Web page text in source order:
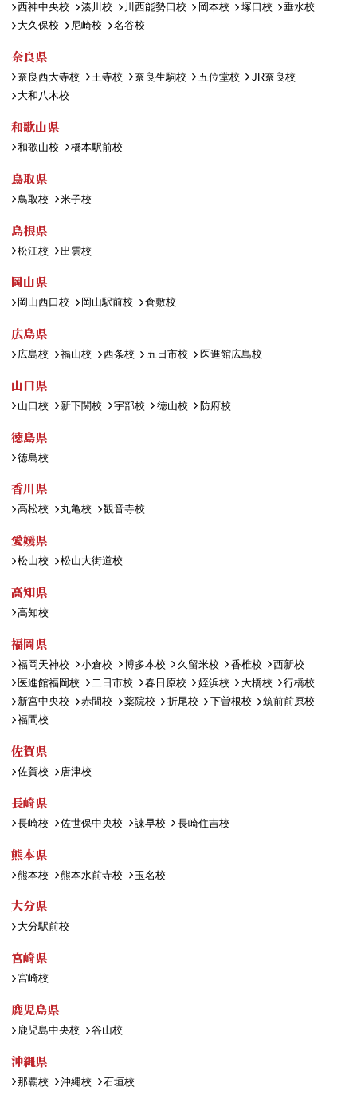
西神中央校
湊川校 川西能勢口校 岡本校 塚口校
垂水校
大久保校
尼崎校 名谷校
奈良県
奈良西大寺校 王寺校 奈良生駒校 五位堂校
JR奈良校
大和八木校
和歌山県
和歌山校 橋本駅前校
鳥取県
鳥取校 米子校
島根県
松江校 出雲校
岡山県
岡山西口校 岡山駅前校 倉敷校
広島県
広島校 福山校 西条校 五日市校 医進館広島校
山口県
山口校 新下関校 宇部校 徳山校 防府校
徳島県
徳島校
香川県
高松校 丸亀校 観音寺校
愛媛県
松山校 松山大街道校
高知県
高知校
福岡県
福岡天神校 小倉校 博多本校 久留米校 香椎校
西新校
医進館福岡校
二日市校 春日原校 姪浜校 大橋校
行橋校
新宮中央校
赤間校 薬院校 折尾校 下曽根校
筑前前原校
福間校
佐賀県
佐賀校 唐津校
長崎県
長崎校 佐世保中央校 諫早校 長崎住吉校
熊本県
熊本校 熊本水前寺校 玉名校
大分県
大分駅前校
宮崎県
宮崎校
鹿児島県
鹿児島中央校 谷山校
沖縄県
那覇校 沖縄校 石垣校